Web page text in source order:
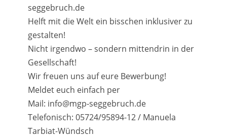
seggebruch.de
Helft mit die Welt ein bisschen inklusiver zu
gestalten!
Nicht irgendwo – sondern mittendrin in der
Gesellschaft!
Wir freuen uns auf eure Bewerbung!
Meldet euch einfach per
Mail: info@mgp-seggebruch.de
Telefonisch: 05724/95894-12 / Manuela
Tarbiat-Wündsch